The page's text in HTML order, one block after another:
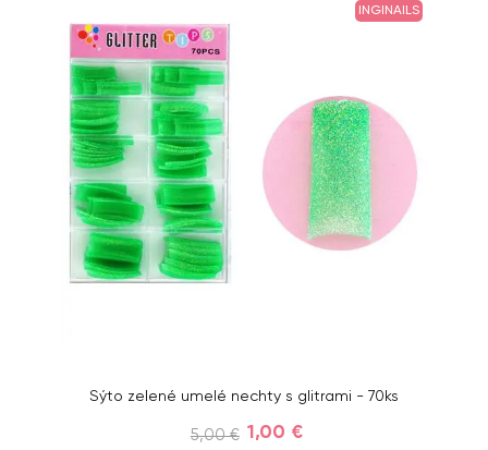
INGINAILS
Sýto zelené umelé nechty s glitrami - 70ks
5,00 € 1,00 €